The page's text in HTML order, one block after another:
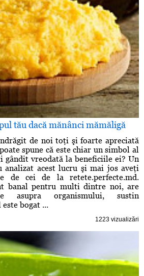
tău dacă mănânci mămăligă
de noi toţi şi foarte apreciată
spune că este chiar un simbol al
gândit vreodată la beneficiile ei? Un
analizat acest lucru şi mai jos aveţi
de cei de la retete.perfecte.md.
banal pentru multi dintre noi, are
asupra organismului, sustin
bogat ...
1223 vizualizări